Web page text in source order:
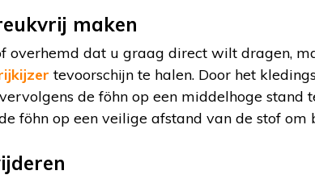
maken
overhemd dat u graag direct wilt dragen,
tevoorschijn te halen. Door het
de föhn op een middelhoge stand
föhn op een veilige afstand van de stof om